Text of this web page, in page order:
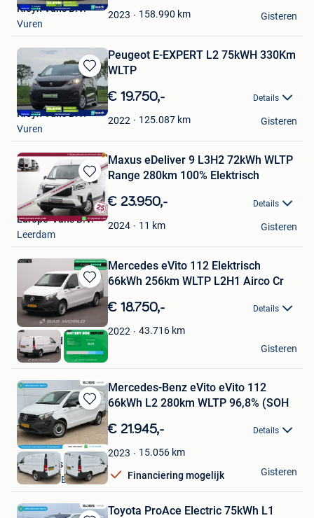
Favorieten
2023 158.990 km
Kleyn Vans B.V.
Vuren
Gisteren
Bewaren
in
Mijn
Favorieten
Peugeot E-EXPERT L2 75kWH 330Km
WLTP
€ 19.750,- Details
2022 125.087 km
Kleyn Vans B.V.
Vuren
Gisteren
Bewaren
in
Mijn
Favorieten
Maxus eDeliver 9 L3H2 72kWh WLTP
Range 280km 100% Elektrisch
€ 23.950,- Details
2024 11 km
Europe-Vans B.V.
Leerdam
Gisteren
Bewaren
in
Mijn
Favorieten
Mercedes eVito 112 Elektrisch
66kWh 256km WLTP L2H1 Airco Cr
€ 18.750,- Details
2022 43.716 km
BAS World
Veghel
Gisteren
Bewaren
in
Mijn
Favorieten
Mercedes-Benz eVito eVito 112
66kWh L2 280km WLTP 96,8% (SOH
€ 21.945,- Details
2023 15.056 km
Financiering mogelijk
Boss Vans
VELDHOVEN
Gisteren
Toyota ProAce Electric 75kWh L1